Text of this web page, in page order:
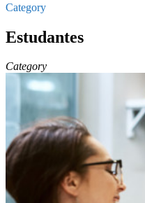
Category
Estudantes
Category